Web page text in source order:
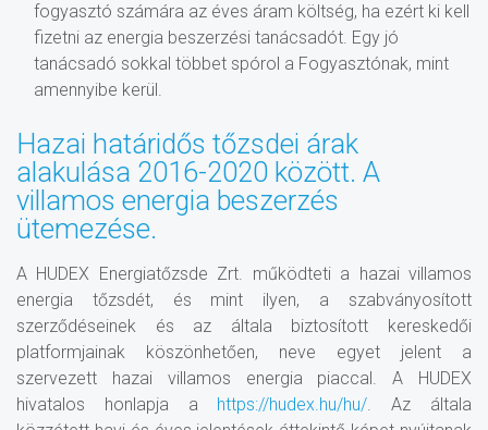
fogyasztó számára az éves áram költség, ha ezért ki kell
fizetni az energia beszerzési tanácsadót. Egy jó
tanácsadó sokkal többet spórol a Fogyasztónak, mint
amennyibe kerül.
Hazai határidős tőzsdei árak
alakulása 2016-2020 között. A
villamos energia beszerzés
ütemezése.
A HUDEX Energiatőzsde Zrt. működteti a hazai villamos
energia tőzsdét, és mint ilyen, a szabványosított
szerződéseinek és az általa biztosított kereskedői
platformjainak köszönhetően, neve egyet jelent a
szervezett hazai villamos energia piaccal. A HUDEX
hivatalos honlapja a https://hudex.hu/hu/. Az általa